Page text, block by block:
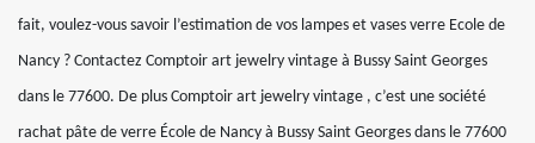
fait, voulez-vous savoir l’estimation de vos lampes et vases verre Ecole de
Nancy ? Contactez Comptoir art jewelry vintage à Bussy Saint Georges
dans le 77600. De plus Comptoir art jewelry vintage , c’est une société
rachat pâte de verre École de Nancy à Bussy Saint Georges dans le 77600